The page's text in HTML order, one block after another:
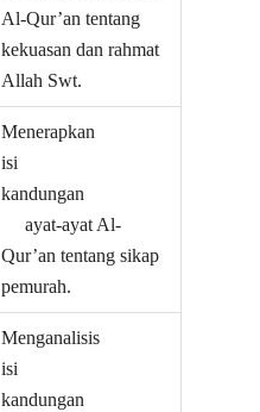
Al-Qur’an tentang
kekuasan dan rahmat
Allah Swt.
Menerapkan
isi
kandungan
ayat-ayat Al-
Qur’an tentang sikap
pemurah.
Menganalisis
isi
kandungan